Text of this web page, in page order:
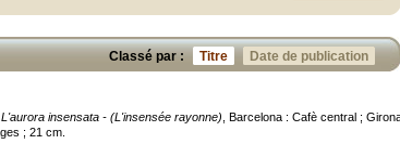
Classé par : Titre Date de publication
L'aurora insensata - (L'insensée rayonne) , Barcelona : Cafè central ;
; 21 cm.